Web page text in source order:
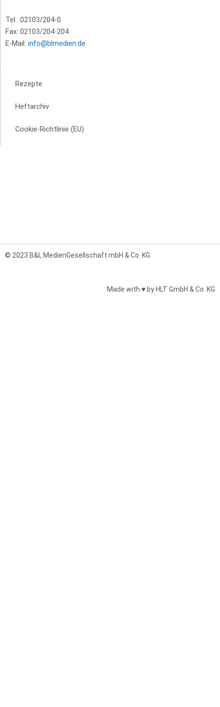
Tel.: 02103/204-0
Fax: 02103/204-204
E-Mail: info@blmedien.de
Rezepte
Heftarchiv
Cookie-Richtlinie (EU)
© 2023 B&L MedienGesellschaft mbH & Co. KG
Made with ♥ by HLT GmbH & Co. KG